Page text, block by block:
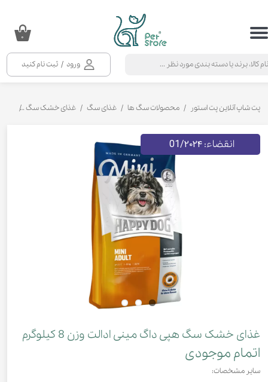
ورود / ثبت نام کنید
حساب کاربری من
خروج از حساب کاربری
۰
پت شاپ آنلاین پت استور محصولات سگ ها غذای سگ غذای خشک سگ
غذای خشک سگ هپی داگ مینی ادالت وزن 8 کیلوگرم
اتمام موجودی
سایر مشخصات:
انقضاء:01/۲۰۲۴